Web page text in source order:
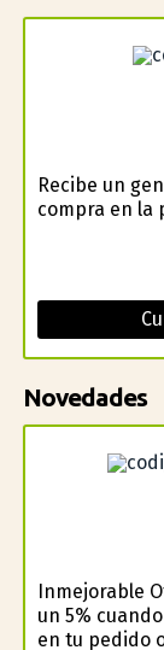
Recibe un
compra en la
Novedades
Inmejorable
un 5%
en tu pedido